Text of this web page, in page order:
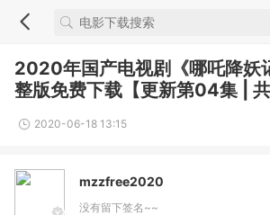
2020年国产电视剧《哪吒降妖
整版免费下载【更新第04集 | 共
2020-06-18 13:15
mzzfree2020
没有留下签名~~